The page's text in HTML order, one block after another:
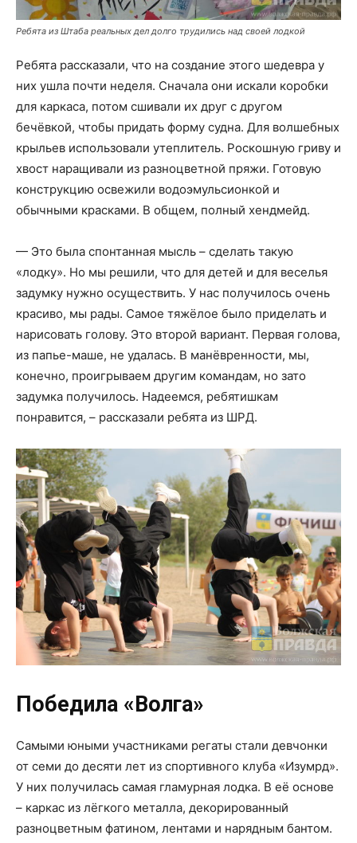
Ребята из Штаба реальных дел долго трудились над своей лодкой
Ребята рассказали, что на создание этого шедевра у
них ушла почти неделя. Сначала они искали коробки
для каркаса, потом сшивали их друг с другом
бечёвкой, чтобы придать форму судна. Для волшебных
крыльев использовали утеплитель. Роскошную гриву и
хвост наращивали из разноцветной пряжи. Готовую
конструкцию освежили водоэмульсионкой и
обычными красками. В общем, полный хендмейд.
— Это была спонтанная мысль – сделать такую
«лодку». Но мы решили, что для детей и для веселья
задумку нужно осуществить. У нас получилось очень
красиво, мы рады. Самое тяжёлое было приделать и
нарисовать голову. Это второй вариант. Первая голова,
из папье-маше, не удалась. В манёвренности, мы,
конечно, проигрываем другим командам, но зато
задумка получилось. Надеемся, ребятишкам
понравится, – рассказали ребята из ШРД.
Победила «Волга»
Самыми юными участниками регаты стали девчонки
от семи до десяти лет из спортивного клуба «Изумрд».
У них получилась самая гламурная лодка. В её основе
– каркас из лёгкого металла, декорированный
разноцветным фатином, лентами и нарядным бантом.